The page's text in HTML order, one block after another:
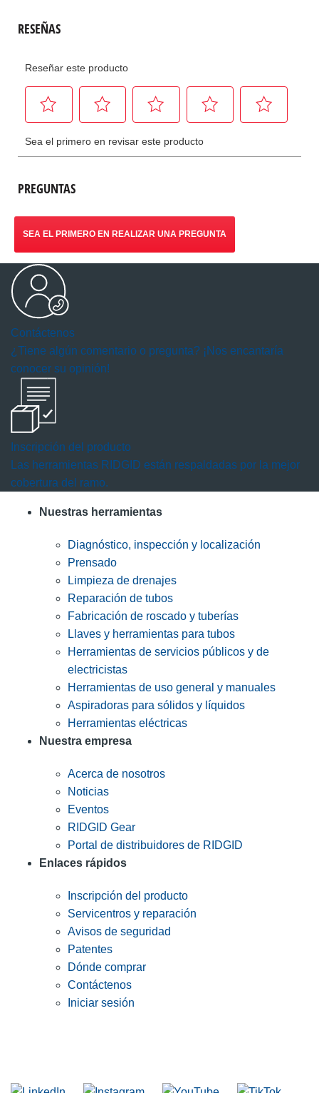
PREGUNTAS
SEA EL PRIMERO EN REALIZAR UNA PREGUNTA
Contáctenos
¿Tiene algún comentario o pregunta? ¡Nos encantaría
conocer su opinión!
Inscripción del producto
Las herramientas RIDGID están respaldadas por la mejor
cobertura del ramo.
Nuestras herramientas
Diagnóstico, inspección y localización
Prensado
Limpieza de drenajes
Reparación de tubos
Fabricación de roscado y tuberías
Llaves y herramientas para tubos
Herramientas de servicios públicos y de
electricistas
Herramientas de uso general y manuales
Aspiradoras para sólidos y líquidos
Herramientas eléctricas
Nuestra empresa
Acerca de nosotros
Noticias
Eventos
RIDGID Gear
Portal de distribuidores de RIDGID
Enlaces rápidos
Inscripción del producto
Servicentros y reparación
Avisos de seguridad
Patentes
Dónde comprar
Contáctenos
Iniciar sesión